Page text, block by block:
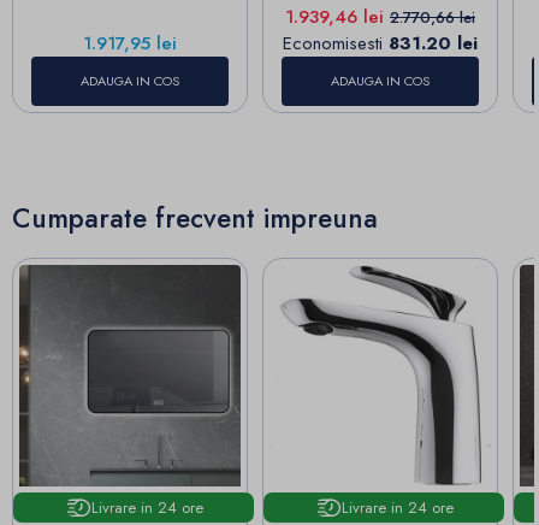
Pret
1.917,95 lei
ADAUGA IN COS
Pret
1.939,46 lei Pret de baza
2.770,66 lei
Economisesti 831.20 lei
ADAUGA IN COS
Cumparate frecvent impreuna
Livrare in 24 ore Livrare in 24 ore